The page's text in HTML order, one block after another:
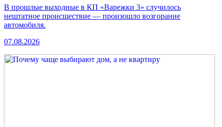
В прошлые выходные в КП «Варежки 3» случилось
нештатное происшествие — произошло возгорание
автомобиля.
07.08.2026